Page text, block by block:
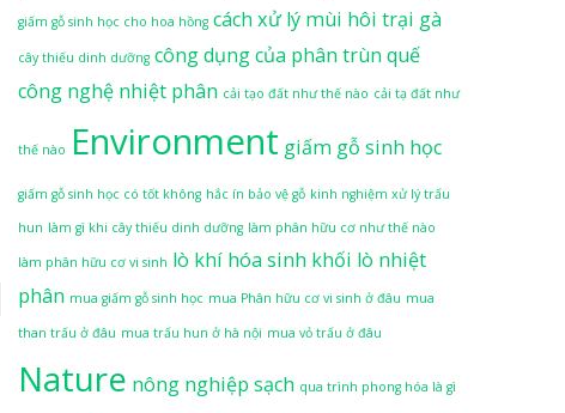
giấm gỗ sinh học cho hoa hồng cách xử lý mùi hôi trại gà
cây thiếu dinh dưỡng công dụng của phân trùn quế
công nghệ nhiệt phân cải tạo đất như thế nào cải tạ đất như
thế nào Environment giấm gỗ sinh học
giấm gỗ sinh học có tốt không hắc ín bảo vệ gỗ kinh nghiệm xử lý trấu
hun làm gì khi cây thiếu dinh dưỡng làm phân hữu cơ như thế nào
làm phân hữu cơ vi sinh lò khí hóa sinh khối lò nhiệt
phân mua giấm gỗ sinh học mua Phân hữu cơ vi sinh ở đâu mua
than trấu ở đâu mua trấu hun ở hà nội mua vỏ trấu ở đâu
Nature nông nghiệp sạch qua trình phong hóa là gì